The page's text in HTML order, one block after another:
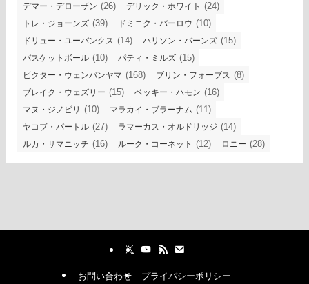
デマー・デローザン (26) デリック・ホワイト (24)
トレ・ジョーンズ (39) ドミニク・バーロウ (10)
ドリュー・ユーバンクス (14) ハリソン・バーンズ (15)
バスケットボール (10) パティ・ミルズ (15)
ビクター・ウェンバンヤマ (168) ブリン・フォーブス (8)
ブレイク・ウェズリー (15) ベッキー・ハモン (16)
マヌ・ジノビリ (10) マラカイ・ブラーナム (11)
ヤコブ・パートル (27) ラマーカス・オルドリッジ (14)
ルカ・サマニッチ (16) ルーク・コーネット (12) ロニー (28)
お問い合わせ プライバシーポリシー